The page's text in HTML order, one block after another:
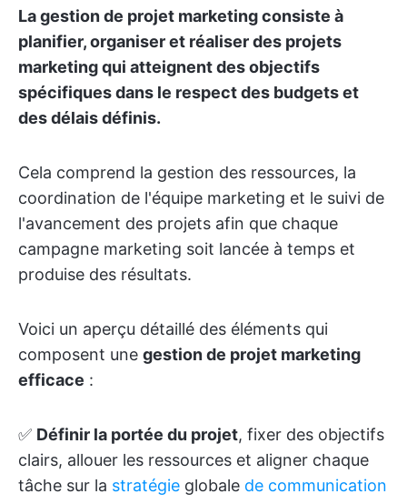
La gestion de projet marketing consiste à
planifier, organiser et réaliser des projets
marketing qui atteignent des objectifs
spécifiques dans le respect des budgets et
des délais définis.
Cela comprend la gestion des ressources, la
coordination de l'équipe marketing et le suivi de
l'avancement des projets afin que chaque
campagne marketing soit lancée à temps et
produise des résultats.
Voici un aperçu détaillé des éléments qui
composent une gestion de projet marketing
efficace :
✅ Définir la portée du projet, fixer des objectifs
clairs, allouer les ressources et aligner chaque
tâche sur la stratégie globale de communication